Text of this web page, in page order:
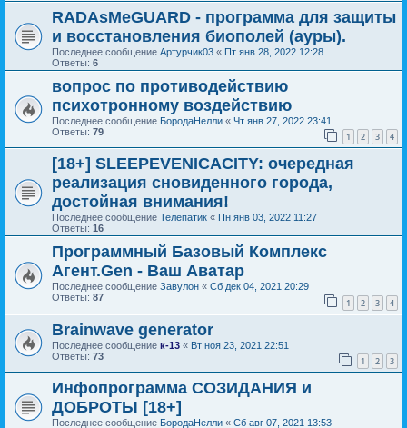
RADAsMeGUARD - программа для защиты
и восстановления биополей (ауры).
Последнее сообщение Артурчик03 « Пт янв 28, 2022 12:28
Ответы: 6
вопрос по противодействию
психотронному воздействию
Последнее сообщение БородаНелли « Чт янв 27, 2022 23:41
Ответы: 79 1 2 3 4
[18+] SLEEPEVENICACITY: очередная
реализация сновиденного города,
достойная внимания!
Последнее сообщение Телепатик « Пн янв 03, 2022 11:27
Ответы: 16
Программный Базовый Комплекс
Агент.Gen - Ваш Аватар
Последнее сообщение Завулон « Сб дек 04, 2021 20:29
Ответы: 87 1 2 3 4
Brainwave generator
Последнее сообщение к-13 « Вт ноя 23, 2021 22:51
Ответы: 73 1 2 3
Инфопрограмма СОЗИДАНИЯ и
ДОБРОТЫ [18+]
Последнее сообщение БородаНелли « Сб авг 07, 2021 13:53